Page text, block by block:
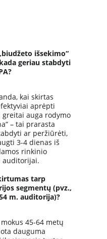
išsekimo“
geriau stabdyti
kai skirtas
aprėpti
auga rodymo
– tai prarasta
ar peržiūrėti,
3-4 dienas iš
rinkinio
auditorijai.
tarp
segmentų (pvz.,
m. auditorija)?
45-64 metų
dauguma